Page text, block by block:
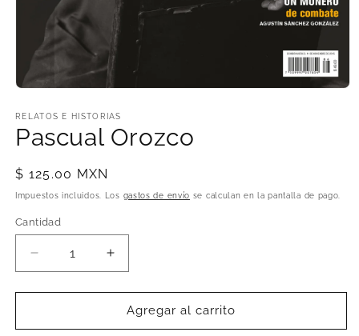
multimedia
1
en
ventana
modal
RELATOS E HISTORIAS
Pascual Orozco
Precio
habitual
$ 125.00 MXN
Impuestos incluidos. Los gastos de envío se calculan en la pantalla de pago.
Cantidad
Cantidad
Reducir
cantidad
para
Orozco
Aumentar
cantidad
para
Pascual
Orozco
Agregar al carrito